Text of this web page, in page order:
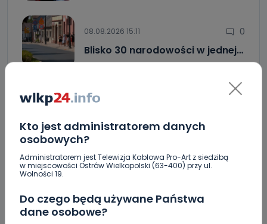
Kto jest administratorem danych
osobowych?
Administratorem jest Telewizja Kablowa Pro-Art z siedzibą
w miejscowości Ostrów Wielkopolski (63-400) przy ul.
Wolności 19.
Do czego będą używane Państwa
dane osobowe?
08.08.2026 15:11 0
Blisko 30 narodowości w jednej…
08.08.2026 12:08 4
Upały i burze. Porady dla właścicieli zwierząt
[WIDEO]
Antonińska" dzień drugi [FOTO]